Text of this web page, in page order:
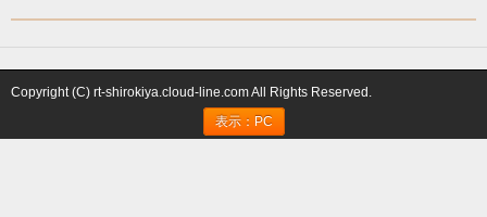
Copyright (C) rt-shirokiya.cloud-line.com All Rights Reserved.
表示：PC